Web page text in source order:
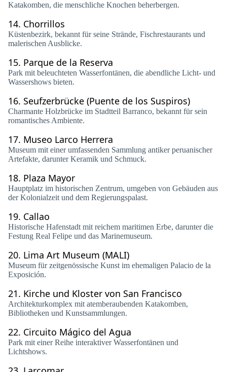
Katakomben, die menschliche Knochen beherbergen.
14. Chorrillos
Küstenbezirk, bekannt für seine Strände, Fischrestaurants und
malerischen Ausblicke.
15. Parque de la Reserva
Park mit beleuchteten Wasserfontänen, die abendliche Licht- und
Wassershows bieten.
16. Seufzerbrücke (Puente de los Suspiros)
Charmante Holzbrücke im Stadtteil Barranco, bekannt für sein
romantisches Ambiente.
17. Museo Larco Herrera
Museum mit einer umfassenden Sammlung antiker peruanischer
Artefakte, darunter Keramik und Schmuck.
18. Plaza Mayor
Hauptplatz im historischen Zentrum, umgeben von Gebäuden aus
der Kolonialzeit und dem Regierungspalast.
19. Callao
Historische Hafenstadt mit reichem maritimen Erbe, darunter die
Festung Real Felipe und das Marinemuseum.
20. Lima Art Museum (MALI)
Museum für zeitgenössische Kunst im ehemaligen Palacio de la
Exposición.
21. Kirche und Kloster von San Francisco
Architekturkomplex mit atemberaubenden Katakomben,
Bibliotheken und Kunstsammlungen.
22. Circuito Mágico del Agua
Park mit einer Reihe interaktiver Wasserfontänen und
Lichtshows.